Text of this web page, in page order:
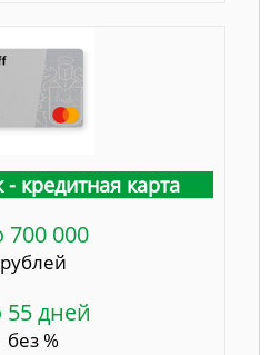
кредитная карта
700 000
рублей
55 дней
без %